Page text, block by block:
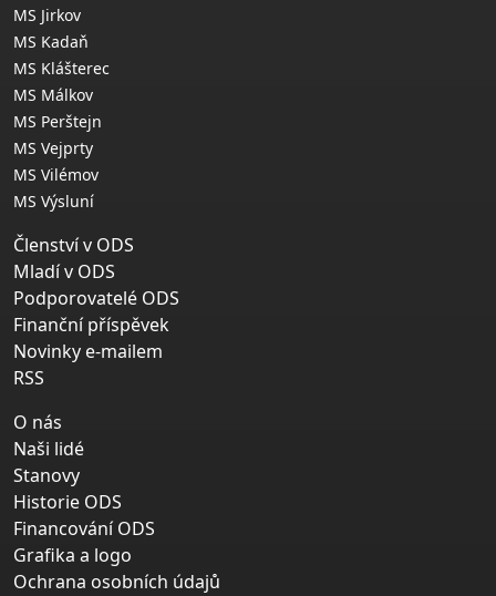
MS Jirkov
MS Kadaň
MS Klášterec
MS Málkov
MS Perštejn
MS Vejprty
MS Vilémov
MS Výsluní
Členství v ODS
Mladí v ODS
Podporovatelé ODS
Finanční příspěvek
Novinky e-mailem
RSS
O nás
Naši lidé
Stanovy
Historie ODS
Financování ODS
Grafika a logo
Ochrana osobních údajů